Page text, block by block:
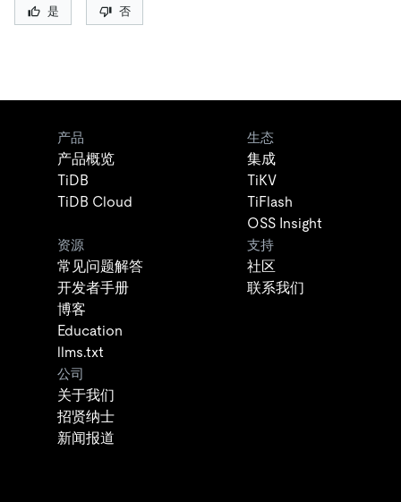
是 否
产品
产品概览
TiDB
TiDB Cloud
生态
集成
TiKV
TiFlash
OSS Insight
资源
常见问题解答
开发者手册
博客
Education
llms.txt
支持
社区
联系我们
公司
关于我们
招贤纳士
新闻报道